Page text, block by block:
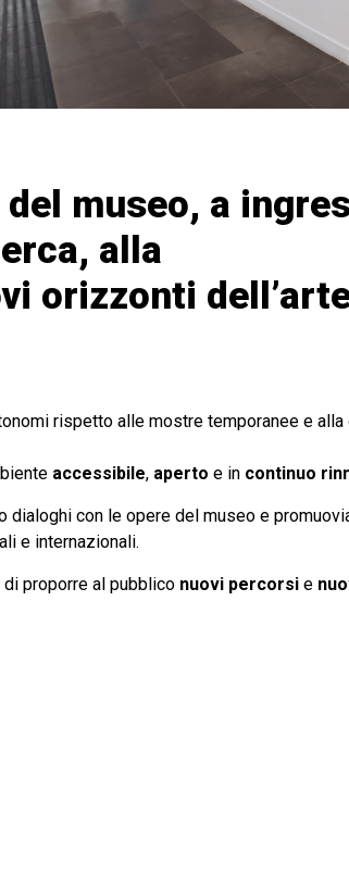
museo, a
alla
orizzonti
rispetto alle mostre temporanee e
accessibile, aperto e in continuo
con le opere del museo e
e internazionali.
proporre al pubblico nuovi percorsie